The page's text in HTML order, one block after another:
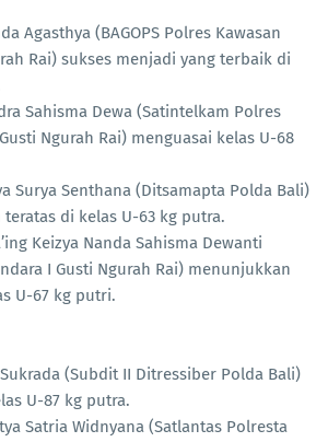
Agasthya (BAGOPS Polres Kawasan
Rai) sukses menjadi yang terbaik di
Sahisma Dewa (Satintelkam Polres
Ngurah Rai) menguasai kelas U-68
Surya Senthana (Ditsamapta Polda Bali)
di kelas U-63 kg putra.
Keizya Nanda Sahisma Dewanti
I Gusti Ngurah Rai) menunjukkan
U-67 kg putri.
(Subdit II Ditressiber Polda Bali)
U-87 kg putra.
Satria Widnyana (Satlantas Polresta